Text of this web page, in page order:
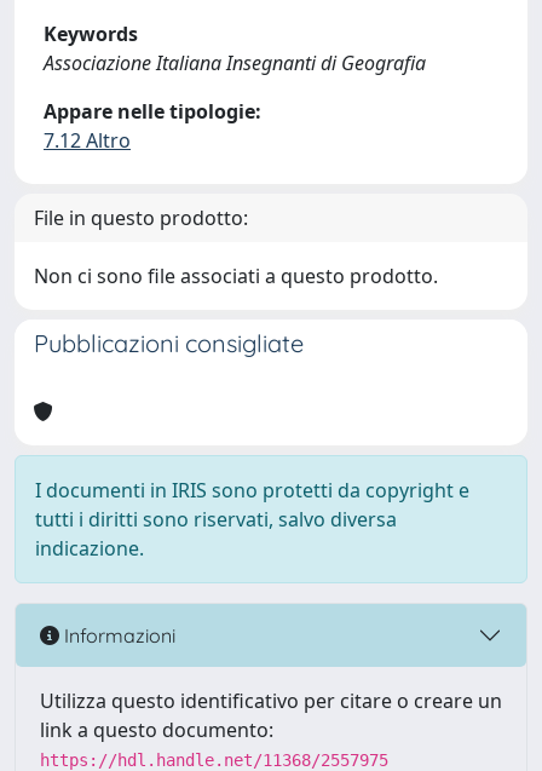
Keywords
Associazione Italiana Insegnanti di Geografia
Appare nelle tipologie:
7.12 Altro
File in questo prodotto:
Non ci sono file associati a questo prodotto.
Pubblicazioni consigliate
I documenti in IRIS sono protetti da copyright e
tutti i diritti sono riservati, salvo diversa
indicazione.
Informazioni
Utilizza questo identificativo per citare o creare un
link a questo documento:
https://hdl.handle.net/11368/2557975